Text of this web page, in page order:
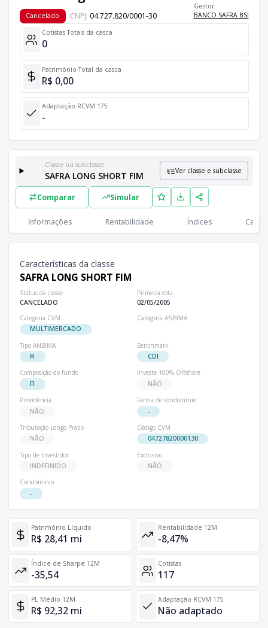
Cancelado CNPJ: 04.727.820/0001-30
Gestor:
BANCO SAFRA BSI
Cotistas Totais da casca
0
Patrimônio Total da casca
R$ 0,00
Adaptação RCVM 175
-
Classes e Subclasses do Fundo
Lista completa de classes e subclasses disponíveis, incluindo
R$ 0,00 0
Classe ou subclasse
SAFRA LONG SHORT FIM Ver classe e subclasse
Comparar Simular
Informações Rentabilidade Índices
Características da classe
SAFRA LONG SHORT FIM
Status da classe
CANCELADO
Primeira cota
02/05/2005
Categoria CVM
MULTIMERCADO
Categoria ANBIMA
Tipo ANBIMA
FI
Benchmark
CDI
Composição do fundo
FI
Investe 100% Offshore
NÃO
Previdência
NÃO
Forma de condomínio
-
Tributação Longo Prazo
NÃO
Código CVM
04727820000130
Tipo de Investidor
INDEFINIDO
Exclusivo
NÃO
Condomínio
-
Patrimônio Líquido
R$ 28,41 mi
Rentabilidade 12M
-8,47%
Índice de Sharpe 12M
-35,54
Cotistas
117
PL Médio 12M
R$ 92,32 mi
Adaptação RCVM 175
Não adaptado